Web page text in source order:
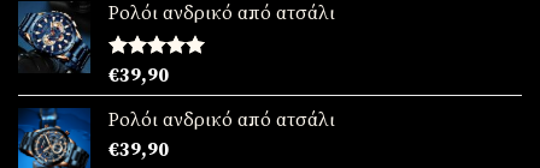
Ρολόι ανδρικό από ατσάλι
Βαθμολογήθηκε
με5.00
από 5
€39,90
Ρολόι ανδρικό από ατσάλι
€39,90